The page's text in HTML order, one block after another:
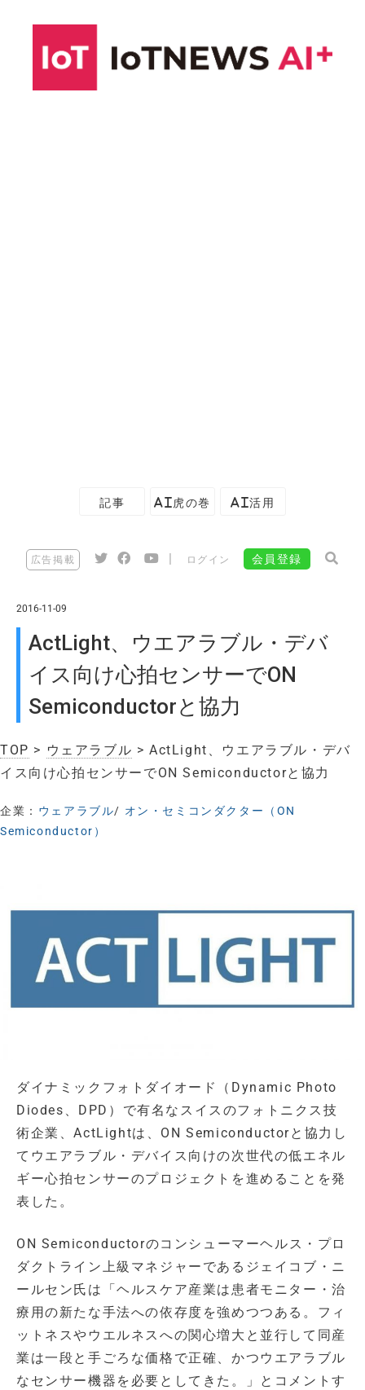
記事 AI虎の巻 AI活用
広告掲載 ログイン 会員登録
2016-11-09
ActLight、ウエアラブル・デバ
イス向け心拍センサーでON
Semiconductorと協力
TOP > ウェアラブル > ActLight、ウエアラブル・デバ
イス向け心拍センサーでON Semiconductorと協力
企業： ウェアラブル/ オン・セミコンダクター（ON
Semiconductor）
ダイナミックフォトダイオード（Dynamic Photo
Diodes、DPD）で有名なスイスのフォトニクス技
術企業、ActLightは、ON Semiconductorと協力し
てウエアラブル・デバイス向けの次世代の低エネル
ギー心拍センサーのプロジェクトを進めることを発
表した。
ON Semiconductorのコンシューマーヘルス・プロ
ダクトライン上級マネジャーであるジェイコブ・ニ
ールセン氏は「ヘルスケア産業は患者モニター・治
療用の新たな手法への依存度を強めつつある。フィ
ットネスやウエルネスへの関心増大と並行して同産
業は一段と手ごろな価格で正確、かつウエアラブル
なセンサー機器を必要としてきた。」とコメントす